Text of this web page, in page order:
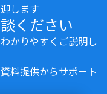
します
ください
かりやすくご説明し
料提供からサポート